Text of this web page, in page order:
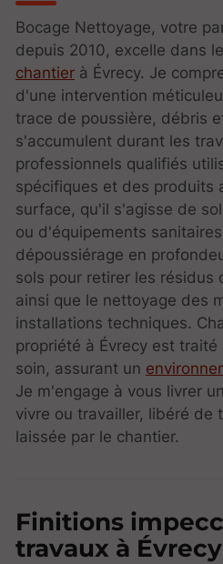
Bocage Nettoyage, votre
depuis 2010, excelle dans le
chantier à Évrecy. Je
d'une intervention
trace de poussière, débris
s'accumulent durant les
professionnels qualifiés
spécifiques et des produits
surface, qu'il s'agisse de
ou d'équipements
dépoussiérage en
sols pour retirer les résidus
ainsi que le nettoyage des
installations techniques.
propriété à Évrecy est traité
soin, assurant un
Je m'engage à vous livrer
vivre ou travailler, libéré de
laissée par le chantier.
Finitions
travaux à Évrecy